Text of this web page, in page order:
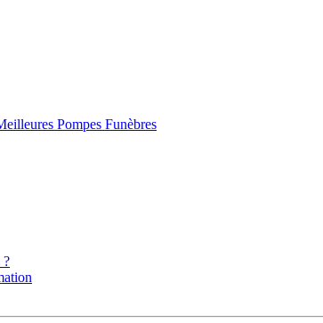
Pompes Funèbres
?